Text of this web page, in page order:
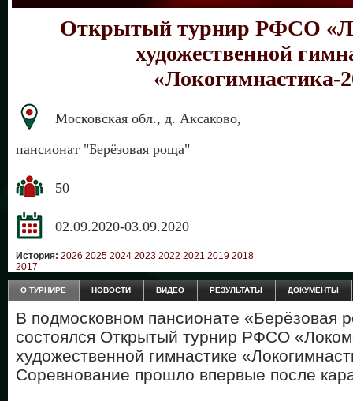
Открытый турнир РФСО
художественной
«Локогимнастика-
Московская обл., д. Аксаково,
пансионат "Берёзовая роща"
50
02.09.2020-03.09.2020
История: 2026 2025 2024 2023 2022 2021 2019 2018
2017
О ТУРНИРЕ НОВОСТИ ВИДЕО РЕЗУЛЬТАТЫ ДОКУМЕНТЫ
В подмосковном пансионате «Берёзовая
состоялся Открытый турнир РФСО
художественной гимнастике
Соревнование прошло впервые после